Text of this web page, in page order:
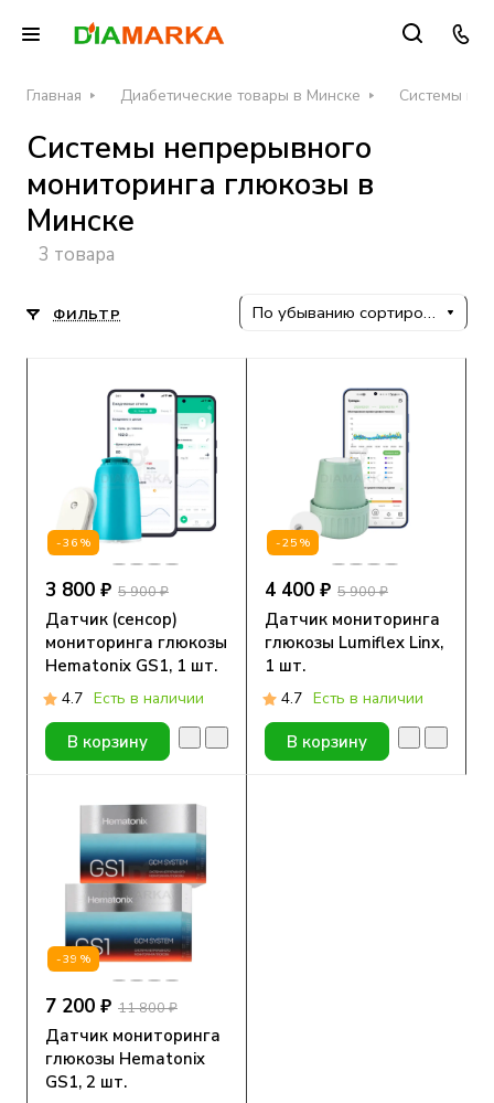
Главная Диабетические товары в Минске Системы
Системы непрерывного
мониторинга глюкозы в
Минске
3 товара
ФИЛЬТР По убыванию сортировки
-36%
3 800 ₽ 5 900 ₽
Датчик (сенсор)
мониторинга глюкозы
Hematonix GS1, 1 шт.
4.7 Есть в наличии
В корзину
-25%
4 400 ₽ 5 900 ₽
Датчик мониторинга
глюкозы Lumiflex Linx,
1 шт.
4.7 Есть в наличии
В корзину
-39%
7 200 ₽ 11 800 ₽
Датчик мониторинга
глюкозы Hematonix
GS1, 2 шт.